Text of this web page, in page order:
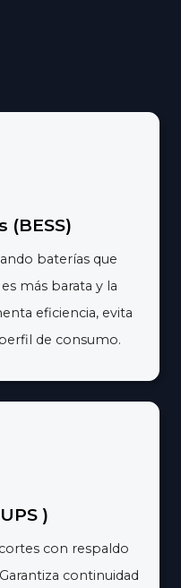
(BESS)
baterías que
más barata y la
eficiencia, evita
de consumo.
)
con respaldo
continuidad